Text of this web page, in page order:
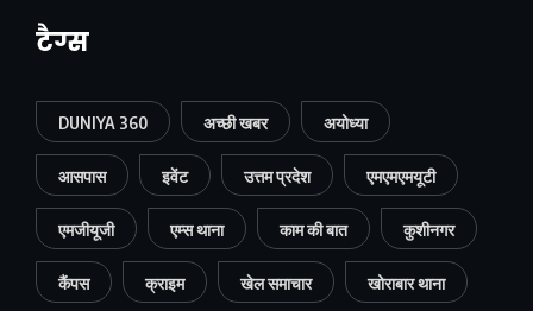
टैग्स
DUNIYA 360 अच्छी खबर अयोध्या
आसपास इवेंट उत्तम प्रदेश एमएमएमयूटी
एमजीयूजी एम्स थाना काम की बात कुशीनगर
कैंपस क्राइम खेल समाचार खोराबार थाना